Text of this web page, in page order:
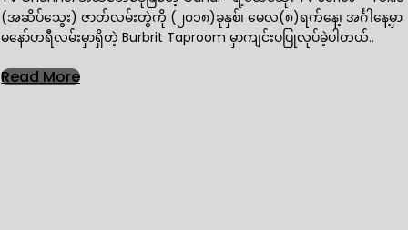
(အဆိပ်သွေး) ဇာတ်လမ်းတွဲကို (၂၀၁၈)ခုနှစ်၊ မေလ(၈)ရက်နေ့၊ အင်္ဂါနေ့မှာ
မနော်ဟရီလမ်းမှာရှိတဲ့ Burbrit Taproom မှာကျင်းပပြုလုပ်ခဲ့ပါတယ်..
Read More